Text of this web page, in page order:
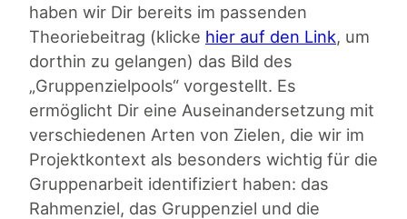
haben wir Dir bereits im passenden
Theoriebeitrag (klicke hier auf den Link, um
dorthin zu gelangen) das Bild des
„Gruppenzielpools“ vorgestellt. Es
ermöglicht Dir eine Auseinandersetzung mit
verschiedenen Arten von Zielen, die wir im
Projektkontext als besonders wichtig für die
Gruppenarbeit identifiziert haben: das
Rahmenziel, das Gruppenziel und die